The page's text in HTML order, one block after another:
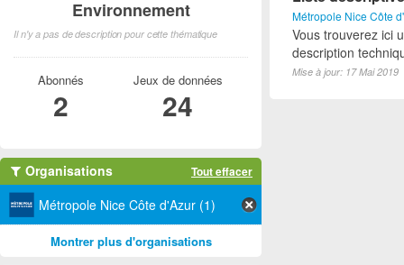
Métropole Nice Côte
Vous trouverez ici
description
Mise à jour: 17 Mai 2019
Environnement
Il n'y a pas de description pour cette thématique
Abonnés
2
Jeux de données
24
Organisations Tout effacer
Métropole Nice Côte d'Azur (1)
Montrer plus d'organisations